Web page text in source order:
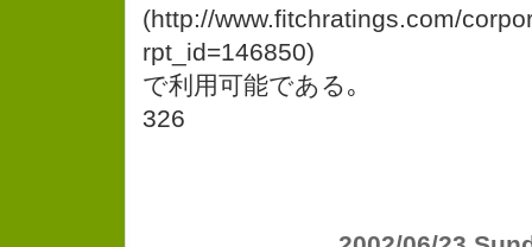
(http://www.fitchratings.com/
rpt_id=146850)
で利用可能である｡
326